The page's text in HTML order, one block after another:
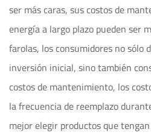
ser más caras, sus costos de
energía a largo plazo pueden ser
farolas, los consumidores no sólo
inversión inicial, sino también
costos de mantenimiento, los
la frecuencia de reemplazo
mejor elegir productos que